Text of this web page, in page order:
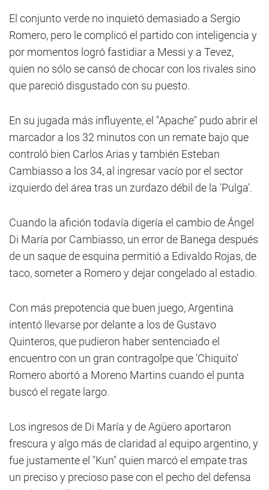
El conjunto verde no inquietó demasiado a Sergio
Romero, pero le complicó el partido con inteligencia y
por momentos logró fastidiar a Messi y a Tevez,
quien no sólo se cansó de chocar con los rivales sino
que pareció disgustado con su puesto.
En su jugada más influyente, el "Apache" pudo abrir el
marcador a los 32 minutos con un remate bajo que
controló bien Carlos Arias y también Esteban
Cambiasso a los 34, al ingresar vacío por el sector
izquierdo del área tras un zurdazo débil de la 'Pulga'.
Cuando la afición todavía digería el cambio de Ángel
Di María por Cambiasso, un error de Banega después
de un saque de esquina permitió a Edivaldo Rojas, de
taco, someter a Romero y dejar congelado al estadio.
Con más prepotencia que buen juego, Argentina
intentó llevarse por delante a los de Gustavo
Quinteros, que pudieron haber sentenciado el
encuentro con un gran contragolpe que 'Chiquito'
Romero abortó a Moreno Martins cuando el punta
buscó el regate largo.
Los ingresos de Di María y de Agüero aportaron
frescura y algo más de claridad al equipo argentino, y
fue justamente el "Kun" quien marcó el empate tras
un preciso y precioso pase con el pecho del defensa